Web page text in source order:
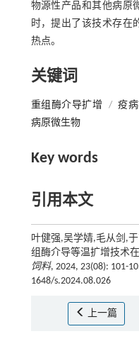
物源性产品和其他病原
时，提出了该技术存在
热点。
关键词
重组酶介导扩增 / 疫
病原微生物
Key words
引用本文
叶健强,吴学婧,毛从剑,
组酶介导等温扩增技术
饲料, 2024, 23(08): 101-
1648/s.2024.08.026
上一篇